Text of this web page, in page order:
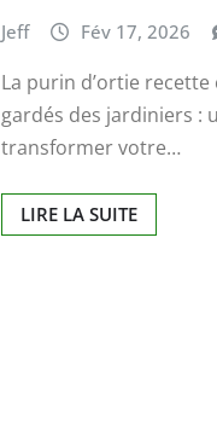
Jeff Fév 17, 2026
La purin d’ortie recette
gardés des jardiniers :
transformer votre…
LIRE LA SUITE